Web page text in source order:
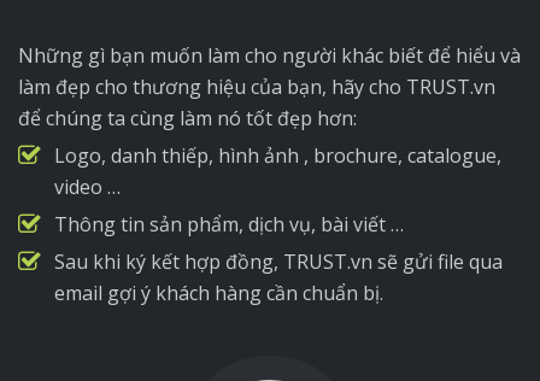
Những gì bạn muốn làm cho người khác biết để hiểu và
làm đẹp cho thương hiệu của bạn, hãy cho TRUST.vn
để chúng ta cùng làm nó tốt đẹp hơn:
Logo, danh thiếp, hình ảnh , brochure, catalogue,
video …
Thông tin sản phẩm, dịch vụ, bài viết …
Sau khi ký kết hợp đồng, TRUST.vn sẽ gửi file qua
email gợi ý khách hàng cần chuẩn bị.